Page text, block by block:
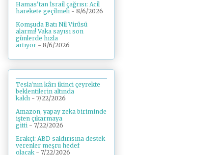
Hamas'tan İsrail çağrısı: Acil
harekete geçilmeli - 8/6/2026
Komşuda Batı Nil Virüsü
alarmı! Vaka sayısı son
günlerde hızla
artıyor - 8/6/2026
Tesla'nın kârı ikinci çeyrekte
beklentilerin altında
kaldı - 7/22/2026
Amazon, yapay zeka biriminde
işten çıkarmaya
gitti - 7/22/2026
Erakçi: ABD saldırısına destek
verenler meşru hedef
olacak - 7/22/2026